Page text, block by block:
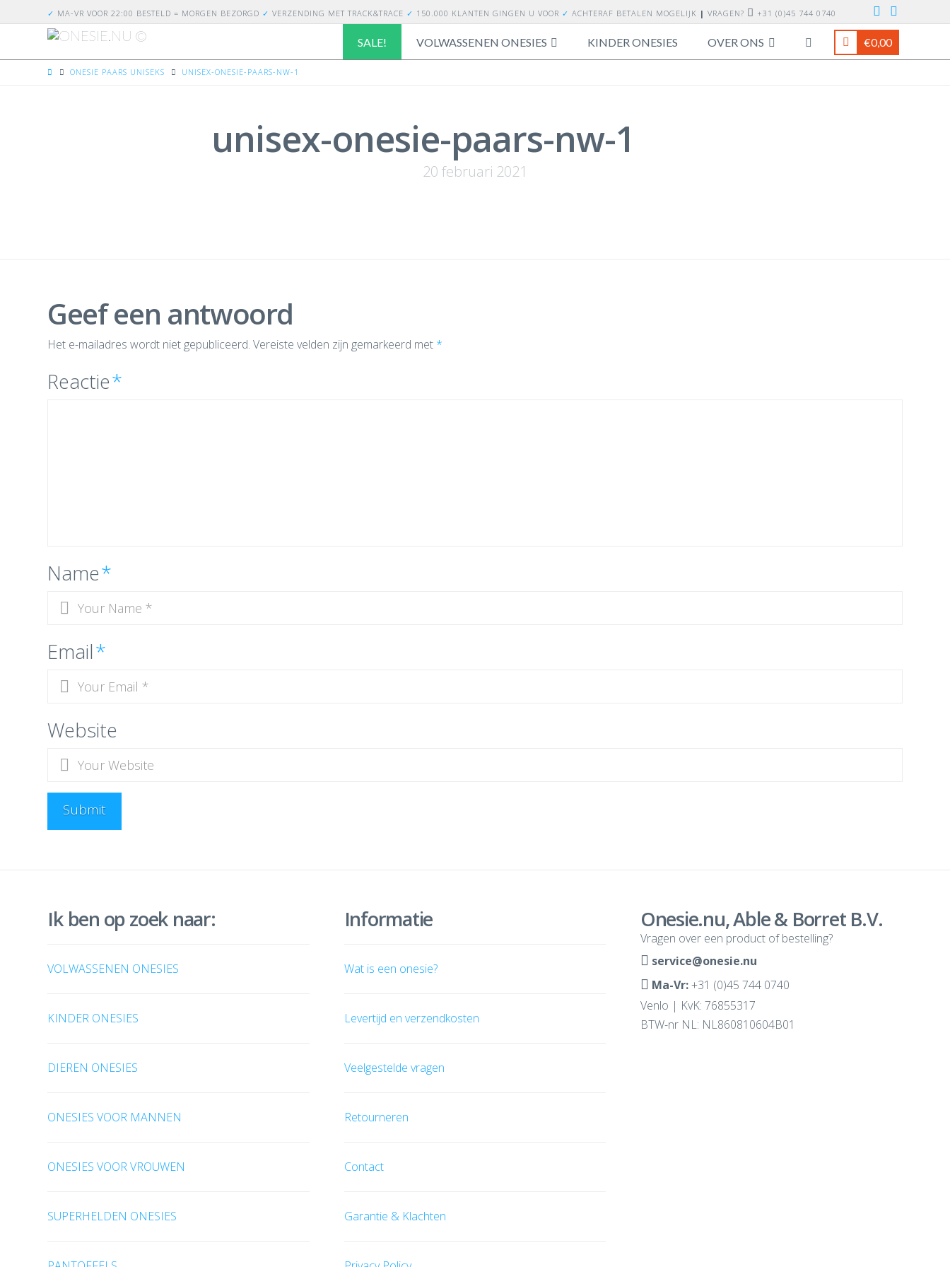
✓ MA-VR VOOR 22:00 BESTELD = MORGEN BEZORGD ✓ VERZENDING MET TRACK&TRACE ✓ 150.000 KLANTEN GINGEN U VOOR ✓ACHTERAF BETALEN MOGELIJK | VRAGEN? +31 (0)45 744 0740
SALE! VOLWASSENEN ONESIES KINDER ONESIES OVER ONS €0,00
HOMEONESIE PAARS UNISEKS UNISEX-ONESIE-PAARS-NW-1
unisex-onesie-paars-nw-1
20 februari 2021
Geef een antwoord
Het e-mailadres wordt niet gepubliceerd. Vereiste velden zijn gemarkeerd met *
Reactie*
Name*
Email*
Website
Ik ben op zoek naar:
VOLWASSENEN ONESIES
KINDER ONESIES
DIEREN ONESIES
ONESIES VOOR MANNEN
ONESIES VOOR VROUWEN
SUPERHELDEN ONESIES
Informatie
Wat is een onesie?
Levertijd en verzendkosten
Veelgestelde vragen
Retourneren
Contact
Garantie & Klachten
Onesie.nu, Able & Borret B.V.
Vragen over een product of bestelling?
service@onesie.nu
Ma-Vr:+31 (0)45 744 0740
Venlo | KvK: 76855317
BTW-nr NL: NL860810604B01